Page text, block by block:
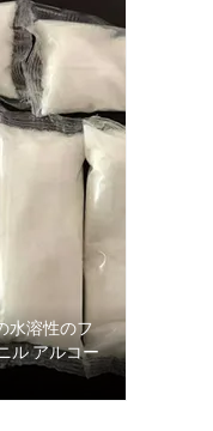
水溶性のフ
ル アルコー